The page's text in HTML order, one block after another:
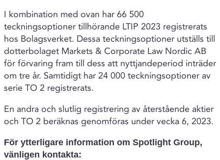
I kombination med ovan har 66 500
teckningsoptioner tillhörande LTIP 2023 registrerats
hos Bolagsverket. Dessa teckningsoptioner utställs till
dotterbolaget Markets & Corporate Law Nordic AB
för förvaring fram till dess att nyttjandeperiod inträder
om tre år. Samtidigt har 24 000 teckningsoptioner av
serie TO 2 registrerats.
En andra och slutlig registrering av återstående aktier
och TO 2 beräknas genomföras under vecka 6, 2023.
För ytterligare information om Spotlight Group,
vänligen kontakta: